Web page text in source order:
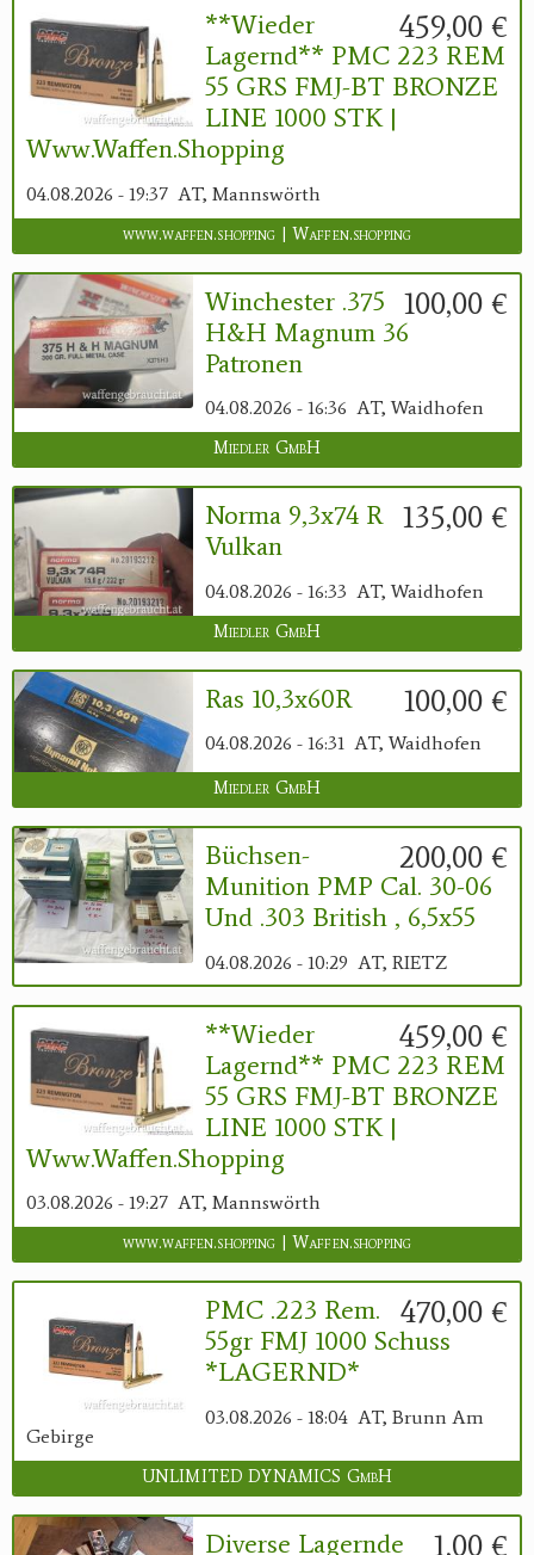
459,00 €
**Wieder
Lagernd** PMC 223 REM
55 GRS FMJ-BT BRONZE
LINE 1000 STK |
Www.waffen.shopping
04.08.2026 - 19:37 AT, Mannswörth
www.waffen.shopping | Waffen.shopping
100,00 €
Winchester .375
H&H Magnum 36
Patronen
04.08.2026 - 16:36 AT, Waidhofen
Miedler GmbH
135,00 €
Norma 9,3x74 R
Vulkan
04.08.2026 - 16:33 AT, Waidhofen
Miedler GmbH
100,00 €
Ras 10,3x60R
04.08.2026 - 16:31 AT, Waidhofen
Miedler GmbH
200,00 €
Büchsen-
Munition PMP Cal. 30-06
Und .303 British , 6,5x55
04.08.2026 - 10:29 AT, RIETZ
459,00 €
**Wieder
Lagernd** PMC 223 REM
55 GRS FMJ-BT BRONZE
LINE 1000 STK |
Www.waffen.shopping
03.08.2026 - 19:27 AT, Mannswörth
www.waffen.shopping | Waffen.shopping
470,00 €
PMC .223 Rem.
55gr FMJ 1000 Schuss
*LAGERND*
03.08.2026 - 18:04 AT, Brunn Am
Gebirge
UNLIMITED DYNAMICS GmbH
1,00 €
Diverse Lagernde